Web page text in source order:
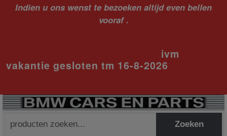
Indien u ons wenst te bezoeken altijd even bellen
vooraf .
ivm
vakantie gesloten tm 16-8-2026
naar:
Zoeken